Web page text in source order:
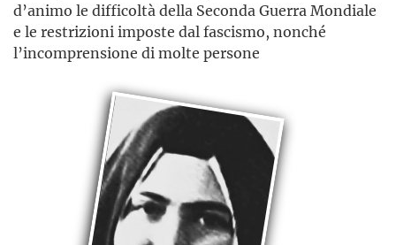
d’animo le difficoltà della Seconda Guerra Mondiale
e le restrizioni imposte dal fascismo, nonché
l’incomprensione di molte persone